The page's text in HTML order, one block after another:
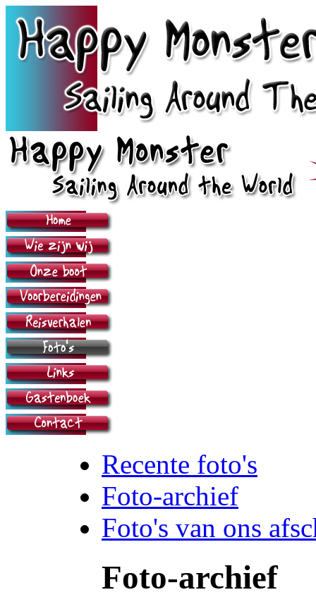
Recente foto's
Foto-archief
Foto's van ons
Foto-archief